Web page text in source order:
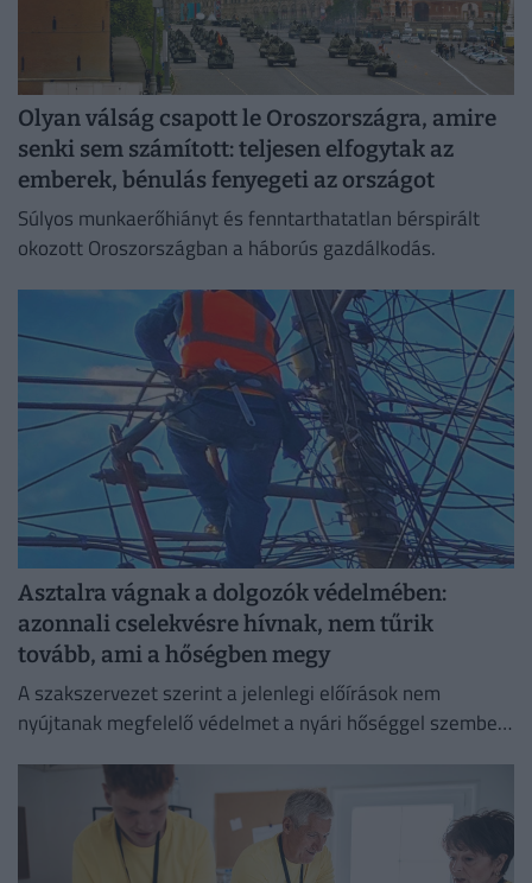
Olyan válság csapott le Oroszországra, amire
senki sem számított: teljesen elfogytak az
emberek, bénulás fenyegeti az országot
Súlyos munkaerőhiányt és fenntarthatatlan bérspirált
okozott Oroszországban a háborús gazdálkodás.
Asztalra vágnak a dolgozók védelmében:
azonnali cselekvésre hívnak, nem tűrik
tovább, ami a hőségben megy
A szakszervezet szerint a jelenlegi előírások nem
nyújtanak megfelelő védelmet a nyári hőséggel szemben,
védelmében.